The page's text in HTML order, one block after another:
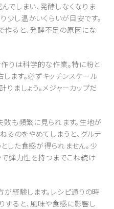
でしまい、発酵しなくなりま
少し温かいくらいが目安です。
ると、発酵不足の原因にな
作りは科学的な作業。特に粉と
ます。必ずキッチンスケール
ましょう。メジャーカップだ
敗も頻繁に見られます。生地が
るのをやめてしまうと、グルテ
した食感が得られません。少
で弾力性を持つまでこね続け
が経験します。レシピ通りの時
すると、風味や食感に影響し